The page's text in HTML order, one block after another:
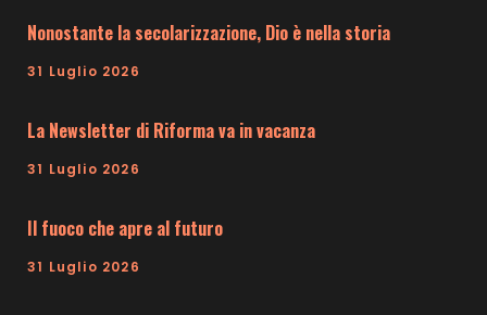
Nonostante la secolarizzazione, Dio è nella storia
31 Luglio 2026
La Newsletter di Riforma va in vacanza
31 Luglio 2026
Il fuoco che apre al futuro
31 Luglio 2026